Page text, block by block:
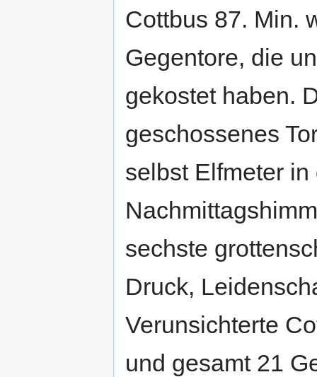
Cottbus 87. Min.
Gegentore, die
gekostet haben.
geschossenes
selbst Elfmeter
sechste
Druck,
Verunsichterte
und gesamt 21